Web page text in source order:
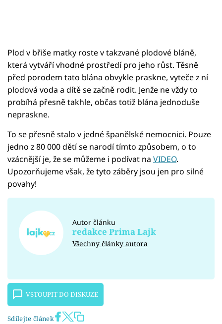
Plod v břiše matky roste v takzvané plodové bláně,
která vytváří vhodné prostředí pro jeho růst. Těsně
před porodem tato blána obvykle praskne, vyteče z ní
plodová voda a dítě se začně rodit. Jenže ne vždy to
probíhá přesně takhle, občas totiž blána jednoduše
nepraskne.
To se přesně stalo v jedné španělské nemocnici. Pouze
jedno z 80 000 dětí se narodí tímto způsobem, o to
vzácnější je, že se můžeme i podívat na VIDEO.
Upozorňujeme však, že tyto záběry jsou jen pro silné
povahy!
Autor článku
redakce Prima Lajk
Všechny články autora
VSTOUPIT DO DISKUZE
Sdílejte článek